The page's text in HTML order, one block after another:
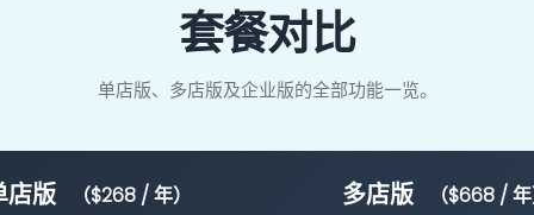
套餐对比
单店版、多店版及企业版的全部功能一览。
店版 （$268 / 年） 多店版 （$668 /